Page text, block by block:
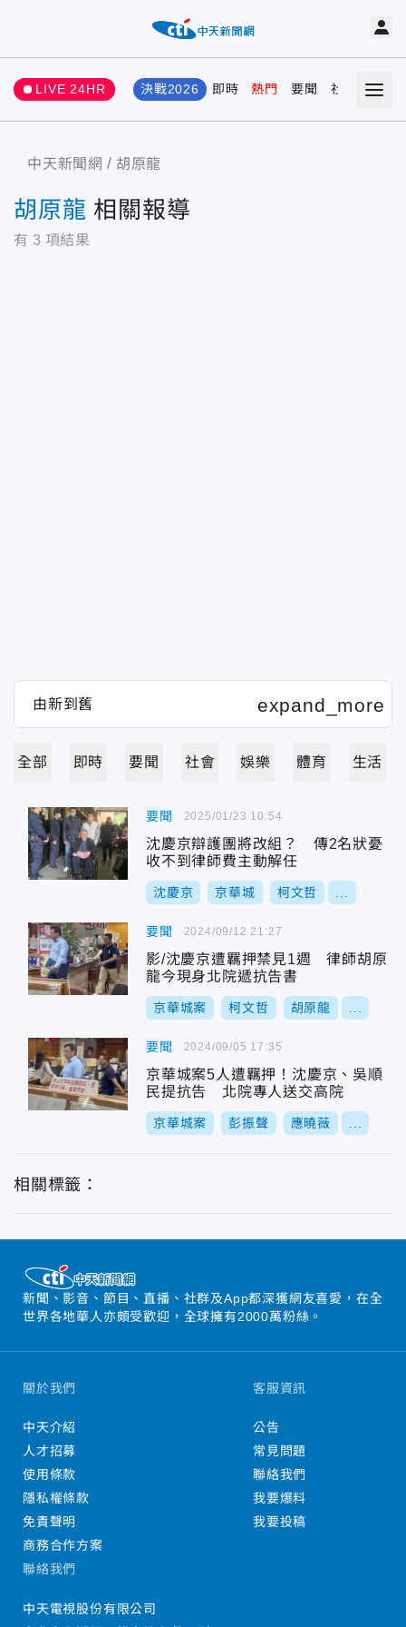
LIVE 24HR 決戰2026 即時 熱門 要聞 社會 娛樂
中天新聞網 胡原龍
胡原龍 相關報導
有 3 項結果
全部 即時 要聞 社會 娛樂 體育 生活
要聞
沈慶京辯護團將改組？ 傳2名狀憂
收不到律師費主動解任
沈慶京 京華城 柯文哲
2025/01/23 10:54
要聞
影/沈慶京遭羈押禁見1週 律師胡原
龍今現身北院遞抗告書
京華城案 柯文哲 胡原龍
2024/09/12 21:27
要聞
京華城案5人遭羈押！沈慶京、吳順
民提抗告 北院專人送交高院
京華城案 彭振聲 應曉薇
2024/09/05 17:35
相關標籤：
新聞、影音、節目、直播、社群及App都深獲網友喜愛，在全
世界各地華人亦頗受歡迎，全球擁有2000萬粉絲。
關於我們
中天介紹
人才招募
使用條款
隱私權條款
免責聲明
商務合作方案
客服資訊
公告
常見問題
聯絡我們
我要爆料
我要投稿
聯絡我們
中天電視股份有限公司